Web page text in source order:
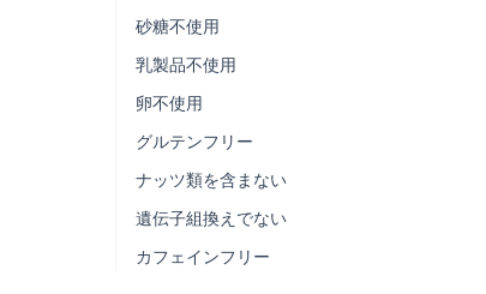
砂糖不使用
乳製品不使用
卵不使用
グルテンフリー
ナッツ類を含まない
遺伝子組換えでない
カフェインフリー